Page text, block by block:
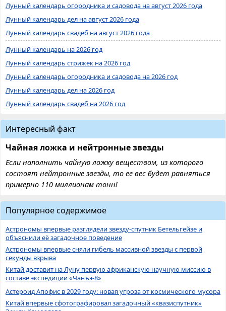
Лунный календарь огородника и садовода на август 2026 года
Лунный календарь дел на август 2026 года
Лунный календарь свадеб на август 2026 года
Лунный календарь на 2026 год
Лунный календарь стрижек на 2026 год
Лунный календарь огородника и садовода на 2026 год
Лунный календарь дел на 2026 год
Лунный календарь свадеб на 2026 год
Интересный факт
Чайная ложка и нейтронные звезды
Если наполнить чайную ложку веществом, из которого
состоят нейтронные звезды, то ее вес будет равняться
примерно 110 миллионам тонн!
Популярное содержимое
Астрономы впервые разглядели звезду-спутник Бетельгейзе и
объяснили её загадочное поведение
Астрономы впервые сняли гибель массивной звезды с первой
секунды взрыва
Китай доставит на Луну первую африканскую научную миссию в
составе экспедиции «Чанъэ-8»
Астероид Апофис в 2029 году: новая угроза от космического мусора
Китай впервые сфотографировал загадочный «квазиспутник»